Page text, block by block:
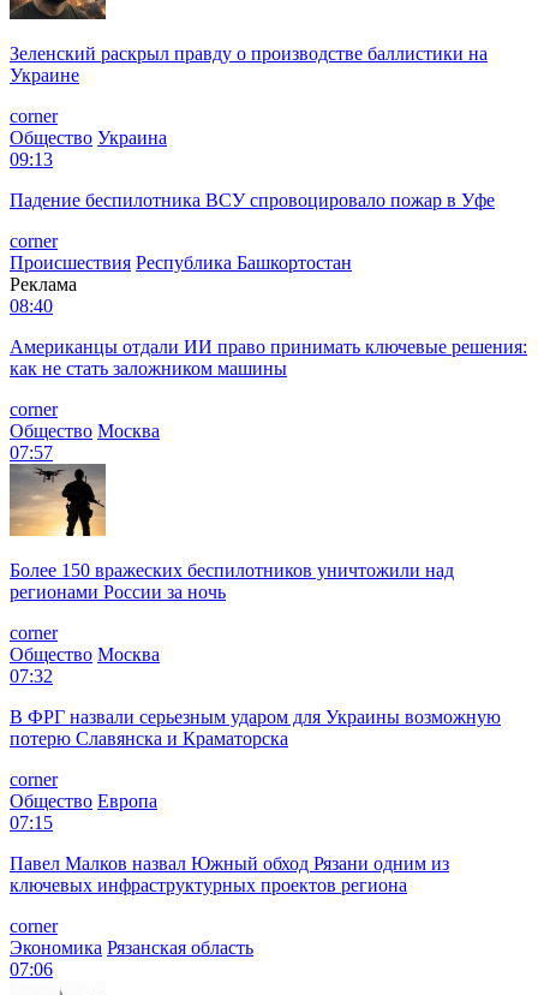
Зеленский раскрыл правду о производстве баллистики на
Украине
corner
Общество Украина
09:13
Падение беспилотника ВСУ спровоцировало пожар в Уфе
corner
Происшествия Республика Башкортостан
Реклама
08:40
Американцы отдали ИИ право принимать ключевые решения:
как не стать заложником машины
corner
Общество Москва
07:57
Более 150 вражеских беспилотников уничтожили над
регионами России за ночь
corner
Общество Москва
07:32
В ФРГ назвали серьезным ударом для Украины возможную
потерю Славянска и Краматорска
corner
Общество Европа
07:15
Павел Малков назвал Южный обход Рязани одним из
ключевых инфраструктурных проектов региона
corner
Экономика Рязанская область
07:06